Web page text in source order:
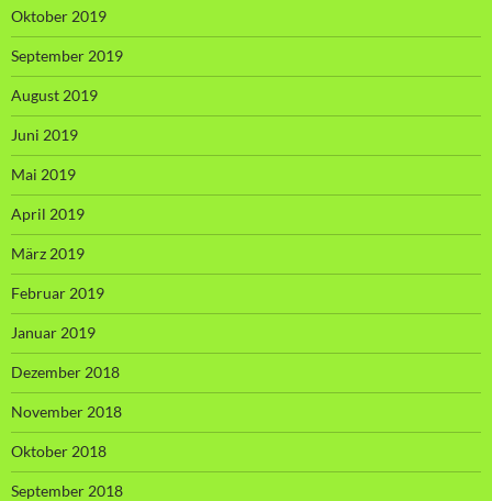
Oktober 2019
September 2019
August 2019
Juni 2019
Mai 2019
April 2019
März 2019
Februar 2019
Januar 2019
Dezember 2018
November 2018
Oktober 2018
September 2018